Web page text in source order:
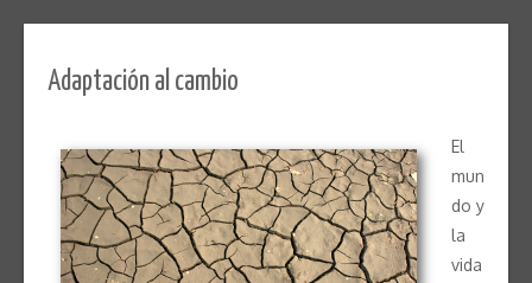
Adaptación al cambio
El
mun
do y
la
vida